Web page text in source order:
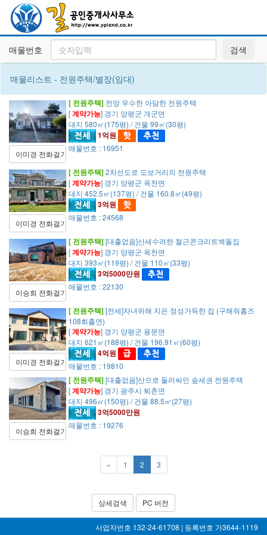
매물번호 검색
매물리스트 - 전원주택/별장(임대)
[ 전원주택] 전망 우수한 아담한 전원주택
[계약가능] 경기 양평군 개군면
대지 580㎡(175평) / 건물 99㎡(30평)
1억원
매물번호 : 16951
이미경 전화걸기
[ 전원주택]2차선도로 도보거리의 전원주택
[계약가능] 경기 양평군 옥천면
대지 452.5㎡(137평) / 건물 160.8㎡(49평)
3억원
매물번호 : 24568
이미경 전화걸기
[ 전원주택][대출없음]산세수려한 철근콘크리트벽돌집
[계약가능] 경기 양평군 옥천면
대지 393㎡(119평) / 건물 110㎡(33평)
3억5000만원
매물번호 : 22130
이승희 전화걸기
[ 전원주택][전세]자녀위해 지은 정성가득한 집 (구해줘홈즈
108회출연)
[계약가능] 경기 양평군 용문면
대지 621㎡(188평) / 건물 196.91㎡(60평)
4억원
매물번호 : 19810
이미경 전화걸기
[ 전원주택][대출없음]산으로 둘러싸인 숲세권 전원주택
[계약가능] 경기 광주시 퇴촌면
대지 496㎡(150평) / 건물 88.5㎡(27평)
3억5000만원
매물번호 : 19276
이승희 전화걸기
« 1 2 3
상세검색 PC 버전
사업자번호 132-24-61708 | 등록번호 가3644-1119